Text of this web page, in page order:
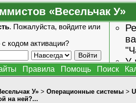
«Весельчак У»
. Пожалуйста, войдите или
кодом активации?
У
Правила Помощь Поиск
У» > Операционные системы >
на ней?...